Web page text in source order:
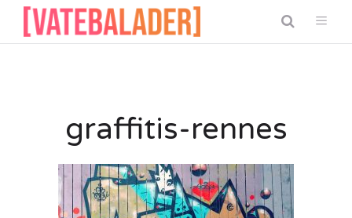
graffitis-rennes